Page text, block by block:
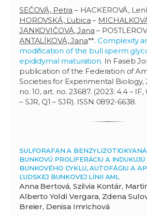
SEČOVÁ, Petra – HACKEROVÁ,
HOROVSKÁ, Ľubica –
JANKOVIČOVÁ, Jana –
ANTALÍKOVÁ, Jana**.Complexity
modification of the bull sperm
epididymal maturation. In Faseb
publication of the Federation of
Societies for Experimental Biology,
no. 10, art. no. 23687. (2023: 4.4 – IF,
– SJR, Q1 – SJR). ISSN 0892-6638.
SULFORAFAN A
BUNKOVÚ PROLIFERÁCIU A
BUNKOVÉHO CYKLU, AUTOFÁGIU A
ĽUDSKEJ BUNKOVEJ LÍNII AML
Anna Bertová, Szilvia Kontár,
Alberto Yoldi Vergara, Zdena
Breier, Denisa Imrichová